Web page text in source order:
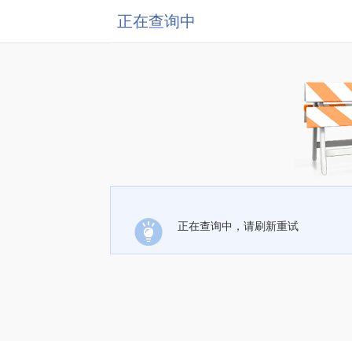
正在查询中
正在查询中，请刷新重试